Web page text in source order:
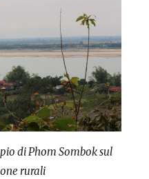
di Phom Sombok sul
rurali